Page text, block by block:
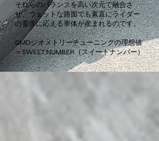
それらのバランスを高い次元で融合さ
せ、ウェットな路面でも素直にライダー
の要求に応える車体が産まれるのです。
GMDジオメトリーチューニングの理想値
＝SWEET NUMBER（スイートナンバー）